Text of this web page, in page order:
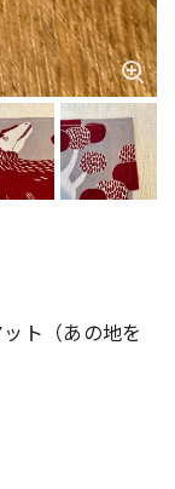
ト（あの地を